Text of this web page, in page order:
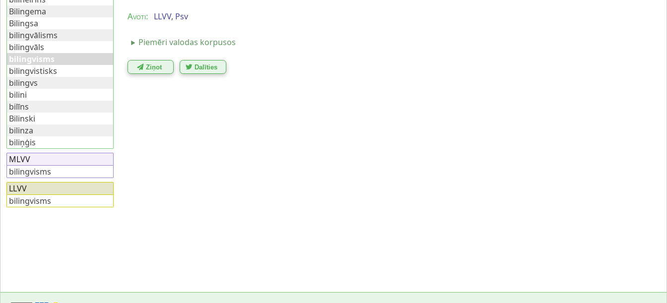
Avoti: LLVV, Psv
Piemēri valodas korpusos
Ziņot Dalīties
Bilingema
Bilingsa
bilingvālisms
bilingvāls
bilingvisms
bilingvistisks
bilingvs
bilini
bilīns
Bilinski
bilinza
biliņģis
MLVV
bilingvisms
LLVV
bilingvisms